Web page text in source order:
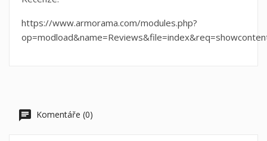
https://www.armorama.com/modules.php?
Komentáře (0)